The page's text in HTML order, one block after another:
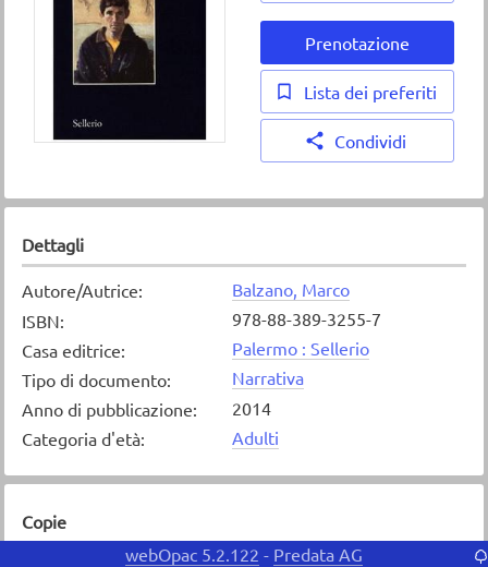
Prenotazione
Lista dei preferiti
Condividi
Dettagli
Autore/Autrice:
Balzano, Marco
ISBN:
978-88-389-3255-7
Casa editrice:
Palermo : Sellerio
Tipo di documento:
Narrativa
Anno di pubblicazione:
2014
Categoria d'età: Adulti
Copie
webOpac 5.2.122 - Predata AG